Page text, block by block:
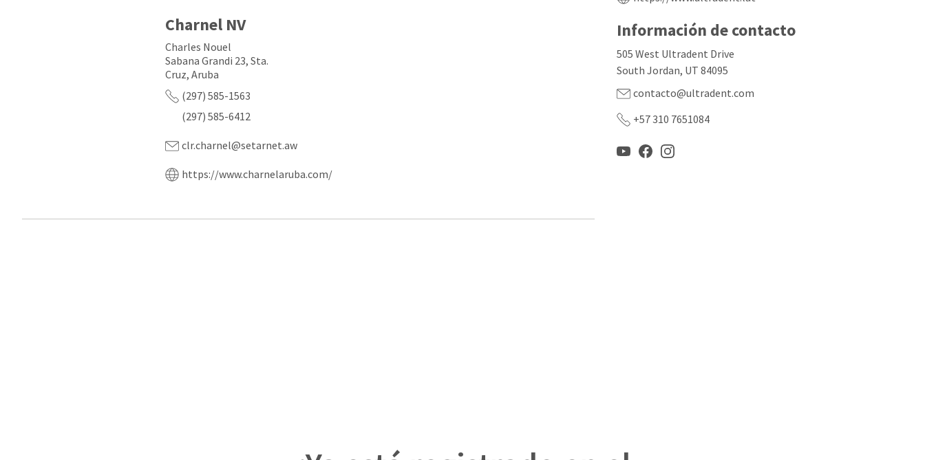
Información de contacto
505 West Ultradent Drive
South Jordan, UT 84095
contacto@ultradent.com
+57 310 7651084
Charnel NV
Charles Nouel
Sabana Grandi 23, Sta.
Cruz, Aruba
(297) 585-1563
(297) 585-6412
clr.charnel@setarnet.aw
https://www.charnelaruba.com/